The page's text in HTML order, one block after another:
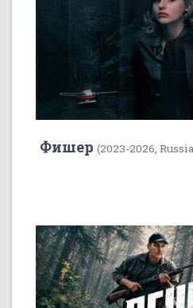
Фишер (2023-2026,